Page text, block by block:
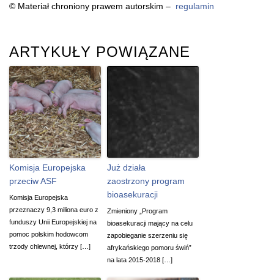
© Materiał chroniony prawem autorskim – regulamin
ARTYKUŁY POWIĄZANE
Komisja Europejska
przeciw ASF
Komisja Europejska
przeznaczy 9,3 miliona euro z
funduszy Unii Europejskiej na
pomoc polskim hodowcom
trzody chlewnej, którzy […]
Już działa
zaostrzony program
bioasekuracji
Zmieniony „Program
bioasekuracji mający na celu
zapobieganie szerzeniu się
afrykańskiego pomoru świń”
na lata 2015-2018 […]